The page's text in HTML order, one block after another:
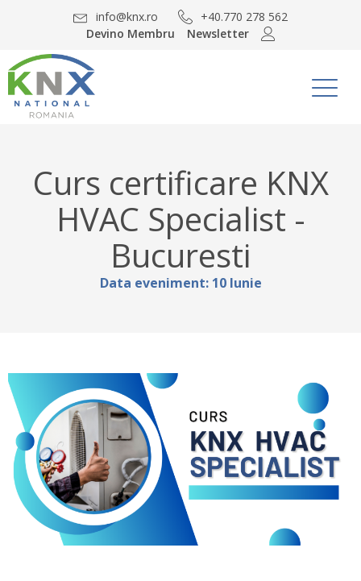
info@knx.ro
+40.770 278 562
Devino Membru
Newsletter
Curs certificare KNX
HVAC Specialist -
Bucuresti
Data eveniment: 10 Iunie